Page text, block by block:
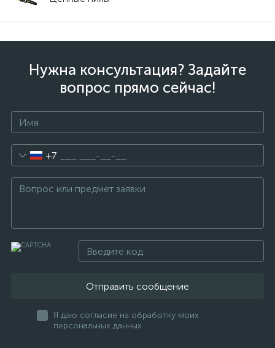
Нужна консультация? Задайте
вопрос прямо сейчас!
+7
Отправить сообщение
Я даю согласие на обработку моих
персональных данных